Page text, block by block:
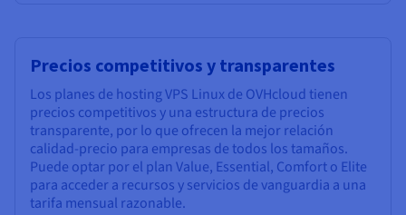
Precios competitivos y transparentes
Los planes de hosting VPS Linux de OVHcloud tienen
precios competitivos y una estructura de precios
transparente, por lo que ofrecen la mejor relación
calidad-precio para empresas de todos los tamaños.
Puede optar por el plan Value, Essential, Comfort o Elite
para acceder a recursos y servicios de vanguardia a una
tarifa mensual razonable.